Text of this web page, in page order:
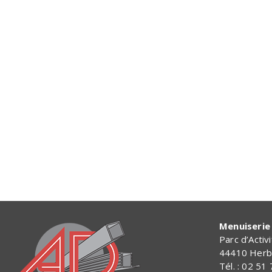
Parc
44410
Tél. : 02 51